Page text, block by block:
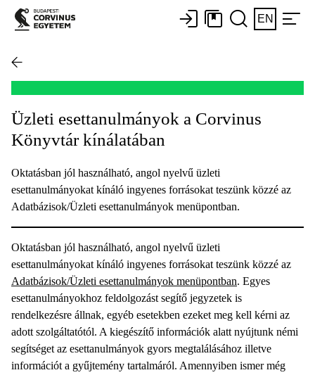
EN
Üzleti esettanulmányok a Corvinus
Könyvtár kínálatában
Oktatásban jól használható, angol nyelvű üzleti
esettanulmányokat kínáló ingyenes forrásokat teszünk közzé az
Adatbázisok/Üzleti esettanulmányok menüpontban.
Oktatásban jól használható, angol nyelvű üzleti
esettanulmányokat kínáló ingyenes forrásokat teszünk közzé az
Adatbázisok/Üzleti esettanulmányok menüpontban. Egyes
esettanulmányokhoz feldolgozást segítő jegyzetek is
rendelkezésre állnak, egyéb esetekben ezeket meg kell kérni az
adott szolgáltatótól. A kiegészítő információk alatt nyújtunk némi
segítséget az esettanulmányok gyors megtalálásához illetve
információt a gyűjtemény tartalmáról. Amennyiben ismer még